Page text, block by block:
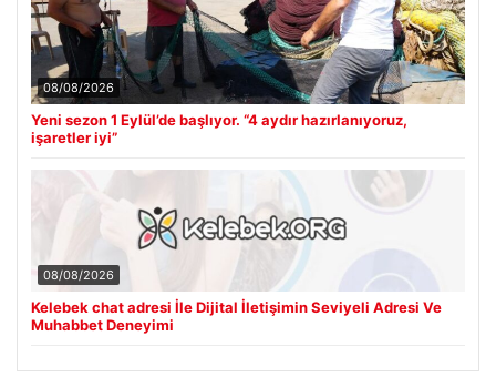
08/08/2026
Yeni sezon 1 Eylül’de başlıyor. “4 aydır hazırlanıyoruz,
işaretler iyi”
08/08/2026
Kelebek chat adresi İle Dijital İletişimin Seviyeli Adresi Ve
Muhabbet Deneyimi